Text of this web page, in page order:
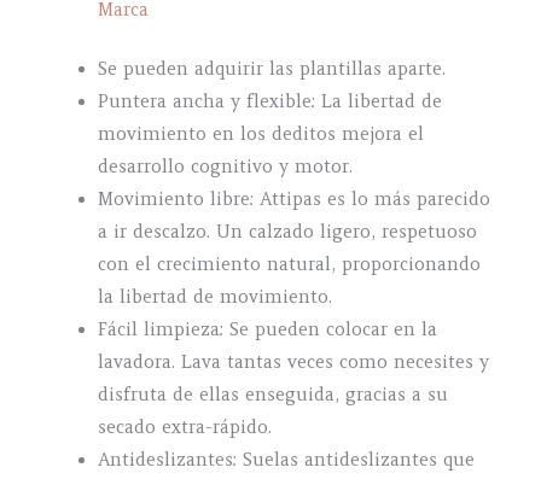
Marca
Se pueden adquirir las plantillas aparte.
Puntera ancha y flexible: La libertad de
movimiento en los deditos mejora el
desarrollo cognitivo y motor.
Movimiento libre: Attipas es lo más parecido
a ir descalzo. Un calzado ligero, respetuoso
con el crecimiento natural, proporcionando
la libertad de movimiento.
Fácil limpieza: Se pueden colocar en la
lavadora. Lava tantas veces como necesites y
disfruta de ellas enseguida, gracias a su
secado extra-rápido.
Antideslizantes: Suelas antideslizantes que